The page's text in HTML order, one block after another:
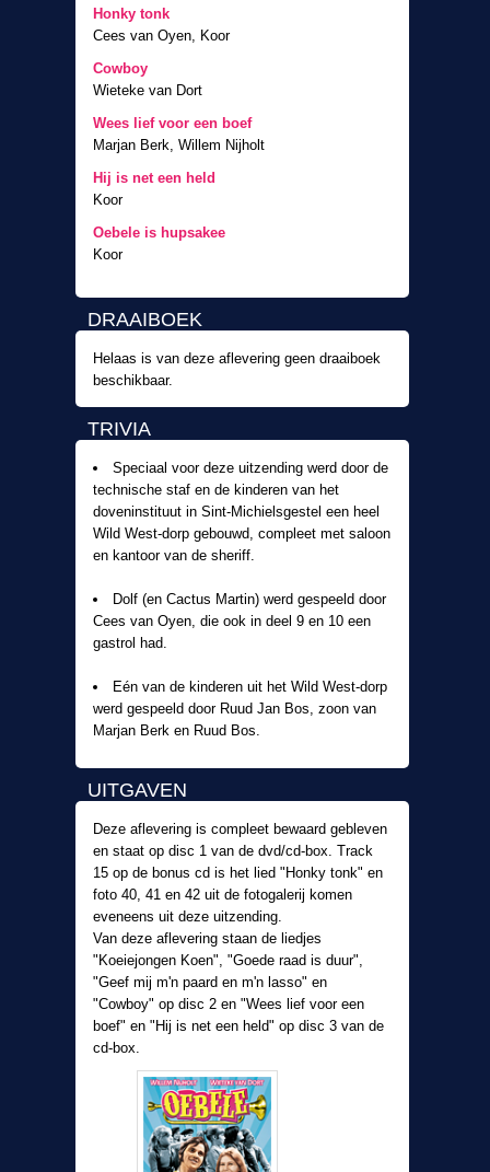
Honky tonk
Cees van Oyen, Koor
Cowboy
Wieteke van Dort
Wees lief voor een boef
Marjan Berk, Willem Nijholt
Hij is net een held
Koor
Oebele is hupsakee
Koor
DRAAIBOEK
Helaas is van deze aflevering geen draaiboek
beschikbaar.
TRIVIA
Speciaal voor deze uitzending werd door de
technische staf en de kinderen van het
doveninstituut in Sint-Michielsgestel een heel
Wild West-dorp gebouwd, compleet met saloon
en kantoor van de sheriff.
Dolf (en Cactus Martin) werd gespeeld door
Cees van Oyen, die ook in deel 9 en 10 een
gastrol had.
Eén van de kinderen uit het Wild West-dorp
werd gespeeld door Ruud Jan Bos, zoon van
Marjan Berk en Ruud Bos.
Deze aflevering is compleet bewaard gebleven
en staat op disc 1 van de dvd/cd-box. Track
15 op de bonus cd is het lied "Honky tonk" en
foto 40, 41 en 42 uit de fotogalerij komen
eveneens uit deze uitzending.
Van deze aflevering staan de liedjes
"Koeiejongen Koen", "Goede raad is duur",
"Geef mij m'n paard en m'n lasso" en
"Cowboy" op disc 2 en "Wees lief voor een
boef" en "Hij is net een held" op disc 3 van de
cd-box.
UITGAVEN